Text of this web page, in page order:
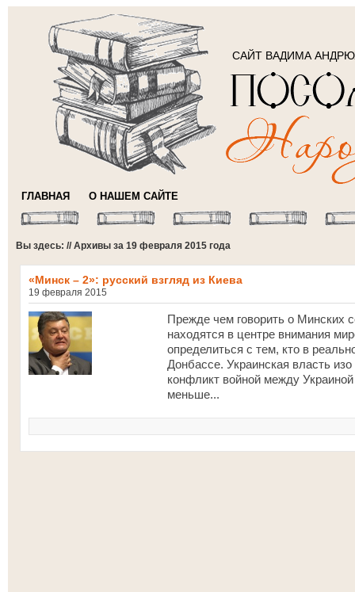
САЙТ ВАДИМА
ГЛАВНАЯ О НАШЕМ САЙТЕ
Вы здесь: // Архивы за 19 февраля 2015 года
«Минск – 2»: русский взгляд из Киева
19 февраля 2015
Прежде чем говорить о Минских
находятся в центре внимания
определиться с тем, кто в
Донбассе. Украинская власть
конфликт войной между
меньше...